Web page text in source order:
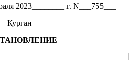
2023________ г. N___755___
Курган